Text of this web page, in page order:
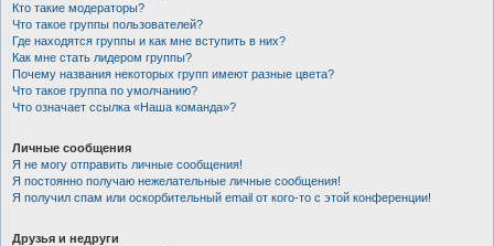
Кто такие модераторы?
Что такое группы пользователей?
Где находятся группы и как мне вступить в них?
Как мне стать лидером группы?
Почему названия некоторых групп имеют разные цвета?
Что такое группа по умолчанию?
Что означает ссылка «Наша команда»?
Личные сообщения
Я не могу отправить личные сообщения!
Я постоянно получаю нежелательные личные сообщения!
Я получил спам или оскорбительный email от кого-то с этой конференции!
Друзья и недруги